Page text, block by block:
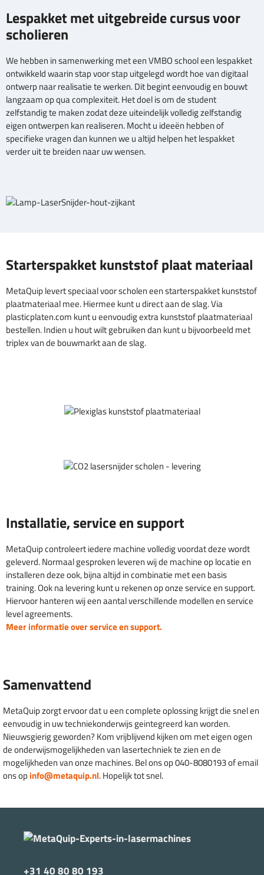
Lespakket met uitgebreide cursus voor
scholieren
We hebben in samenwerking met een VMBO school een lespakket
ontwikkeld waarin stap voor stap uitgelegd wordt hoe van digitaal
ontwerp naar realisatie te werken. Dit begint eenvoudig en bouwt
langzaam op qua complexiteit. Het doel is om de student
zelfstandig te maken zodat deze uiteindelijk volledig zelfstandig
eigen ontwerpen kan realiseren. Mocht u ideeën hebben of
specifieke vragen dan kunnen we u altijd helpen het lespakket
verder uit te breiden naar uw wensen.
Starterspakket kunststof plaat materiaal
MetaQuip levert speciaal voor scholen een starterspakket kunststof
plaatmateriaal mee. Hiermee kunt u direct aan de slag. Via
plasticplaten.com kunt u eenvoudig extra kunststof plaatmateriaal
bestellen. Indien u hout wilt gebruiken dan kunt u bijvoorbeeld met
triplex van de bouwmarkt aan de slag.
Installatie, service en support
MetaQuip controleert iedere machine volledig voordat deze wordt
geleverd. Normaal gesproken leveren wij de machine op locatie en
installeren deze ook, bijna altijd in combinatie met een basis
training. Ook na levering kunt u rekenen op onze service en support.
Hiervoor hanteren wij een aantal verschillende modellen en service
level agreements.
Meer informatie over service en support.
Samenvattend
MetaQuip zorgt ervoor dat u een complete oplossing krijgt die snel en
eenvoudig in uw techniekonderwijs geintegreerd kan worden.
Nieuwsgierig geworden? Kom vrijblijvend kijken om met eigen ogen
de onderwijsmogelijkheden van lasertechniek te zien en de
mogelijkheden van onze machines. Bel ons op 040-8080193 of email
ons opinfo@metaquip.nl. Hopelijk tot snel.
+31 40 80 80 193